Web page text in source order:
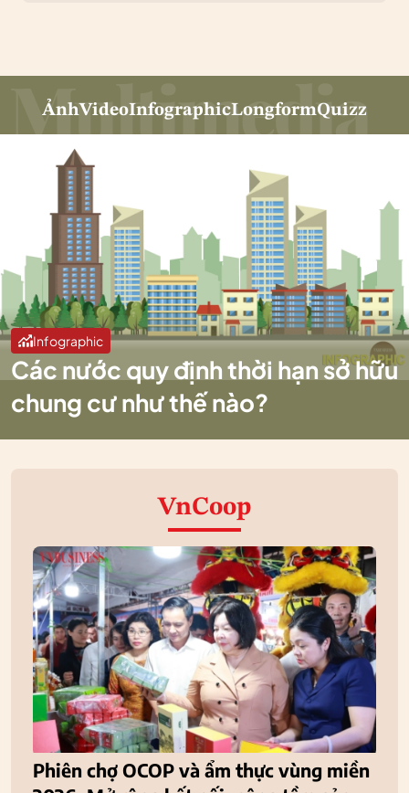
ẢnhVideoInfographicLongformQuizz
Infographic
Các nước quy định thời hạn sở hữu
chung cư như thế nào?
VnCoop
Phiên chợ OCOP và ẩm thực vùng miền